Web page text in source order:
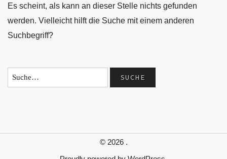
Es scheint, als kann an dieser Stelle nichts gefunden
werden. Vielleicht hilft die Suche mit einem anderen
Suchbegriff?
© 2026 .